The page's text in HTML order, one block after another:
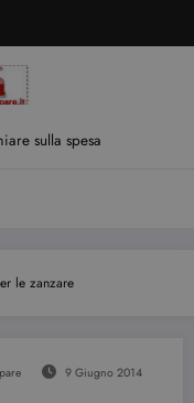
sulla spesa
le zanzare
9 Giugno 2014